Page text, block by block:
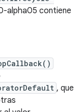
alpha05 contiene
, que